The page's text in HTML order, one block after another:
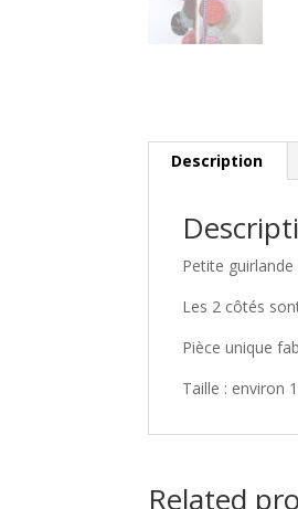
Description
Petite
Les 2 côtés
Pièce unique
Taille : environ
Related